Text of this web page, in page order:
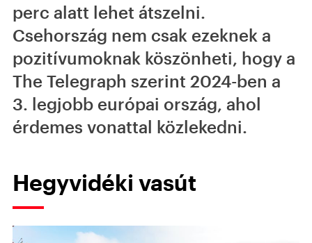
perc alatt lehet átszelni.
Csehország nem csak ezeknek a
pozitívumoknak köszönheti, hogy a
The Telegraph szerint 2024-ben a
3. legjobb európai ország, ahol
érdemes vonattal közlekedni.
Hegyvidéki vasút